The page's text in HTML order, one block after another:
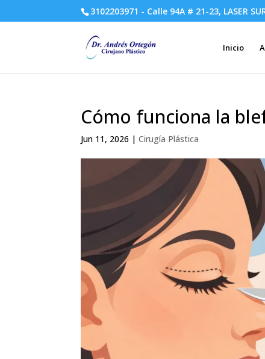
3102203971 - Calle 94A # 21-23, LASER
Inicio
Cómo funciona la
Jun 11, 2026 |Cirugía Plástica